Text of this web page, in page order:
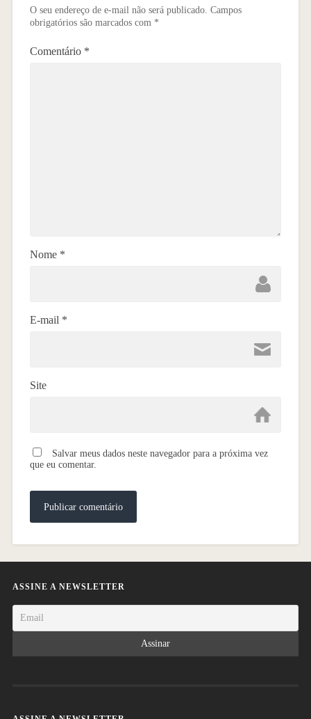
O seu endereço de e-mail não será publicado. Campos
obrigatórios são marcados com *
Comentário *
Nome *
E-mail *
Site
Salvar meus dados neste navegador para a próxima vez
que eu comentar.
ASSINE A NEWSLETTER